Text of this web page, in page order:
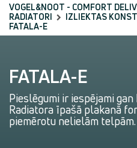
VOGEL&NOOT - COMFORT
RADIATORI
IZLIEKTAS
FATALA-E
FATALA-E
Pieslēgumi ir iespējami
Radiatora īpašā plakanā
piemērotu nelielām telpām.